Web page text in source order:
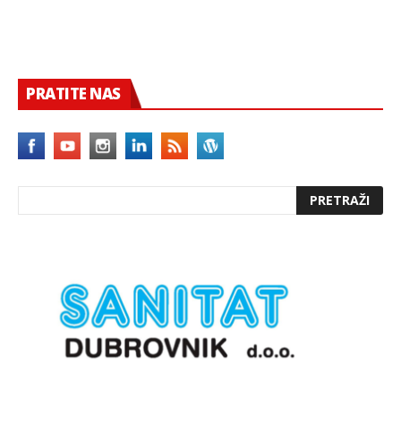
PRATITE NAS